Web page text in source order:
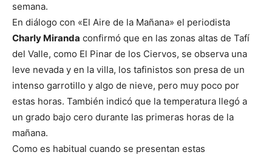
semana.
En diálogo con «El Aire de la Mañana» el periodista
Charly Miranda confirmó que en las zonas altas de Tafí
del Valle, como El Pinar de los Ciervos, se observa una
leve nevada y en la villa, los tafinistos son presa de un
intenso garrotillo y algo de nieve, pero muy poco por
estas horas. También indicó que la temperatura llegó a
un grado bajo cero durante las primeras horas de la
mañana.
Como es habitual cuando se presentan estas